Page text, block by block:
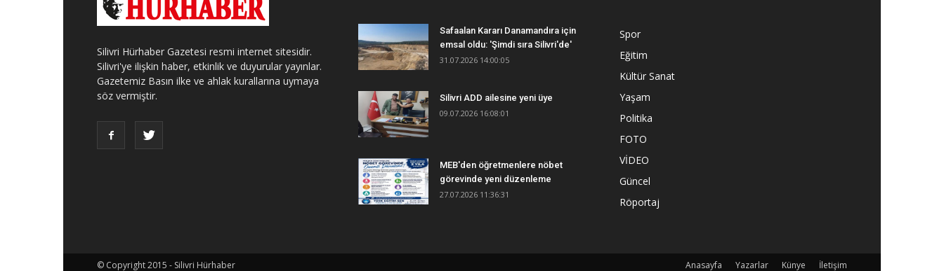
Silivri Hürhaber Gazetesi resmi internet sitesidir.
Silivri'ye ilişkin haber, etkinlik ve duyurular yayınlar.
Gazetemiz Basın ilke ve ahlak kurallarına uymaya
söz vermiştir.
Safaalan Kararı Danamandıra için
emsal oldu: 'Şimdi sıra Silivri'de'
31.07.2026 14:00:05
Silivri ADD ailesine yeni üye
09.07.2026 16:08:01
MEB'den öğretmenlere nöbet
görevinde yeni düzenleme
27.07.2026 11:36:31
Spor
Eğitim
Kültür Sanat
Yaşam
Politika
FOTO
VİDEO
Güncel
Röportaj
Anasayfa Yazarlar Künye İletişim
© Copyright 2015 - Silivri Hürhaber